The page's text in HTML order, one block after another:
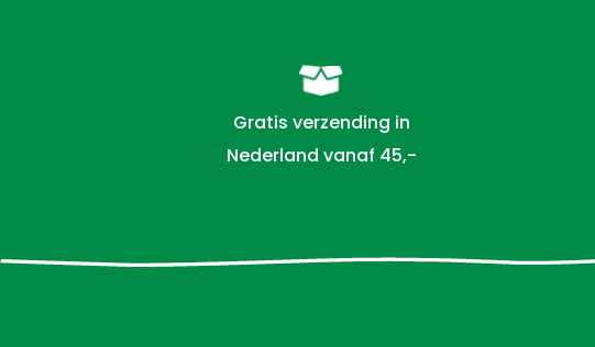
Gratis verzending in
Nederland vanaf 45,-